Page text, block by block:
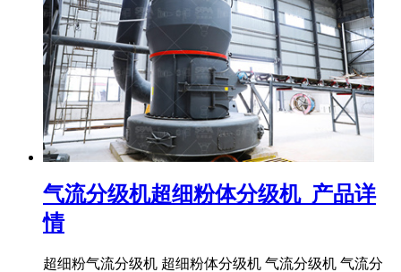
气流分级机超细粉体分级机_产品详
情
超细粉气流分级机 超细粉体分级机 气流分级机 气流分